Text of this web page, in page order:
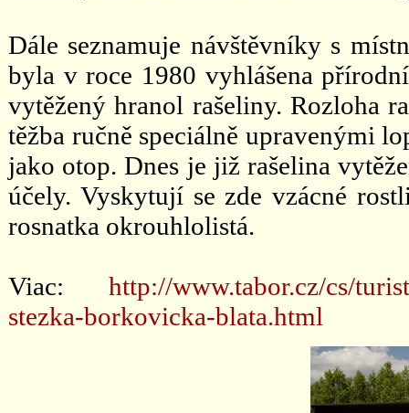
Dále seznamuje návštěvníky s
byla v roce 1980 vyhlášena
vytěžený hranol rašeliny. Rozloha
těžba ručně speciálně upravenými
jako otop. Dnes je již rašelina
účely. Vyskytují se zde vzácné
rosnatka okrouhlolistá.
Viac: http://www.tabor.cz/cs/
stezka-borkovicka-blata.html